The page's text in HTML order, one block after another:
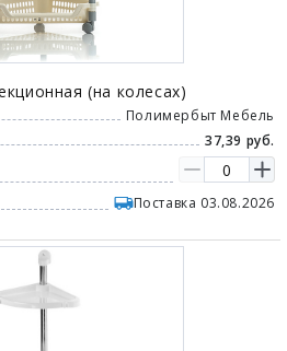
(на колесах)
Полимербыт Мебель
37,39 руб.
Поставка 03.08.2026